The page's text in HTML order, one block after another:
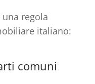
regola
italiano:
comuni